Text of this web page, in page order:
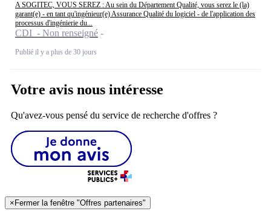
A SOGITEC, VOUS SEREZ : Au sein du Département Qualité, vous serez le (la)
garant(e) - en tant qu'ingénieur(e) Assurance Qualité du logiciel - de l'application des
processus d'ingénierie du...
CDI - Non renseigné
Publié il y a plus de 30 jours
Votre avis nous intéresse
Qu'avez-vous pensé du service de recherche d'offres ?
× Fermer la fenêtre "Offres partenaires"